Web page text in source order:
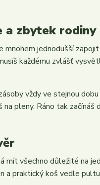
a zbytek rodiny
jednodušší
každému zvlášť
vždy ve stejnou
pleny. Ráno tak
mít všechno důležité na
a praktický koš vedle